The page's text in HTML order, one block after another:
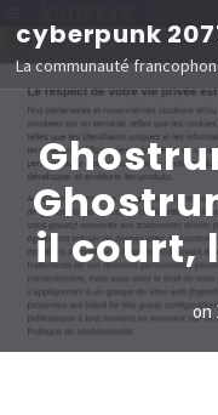
au
contenu
(Pressez
Entrée)
cyberpunk
La communauté
il court,
on